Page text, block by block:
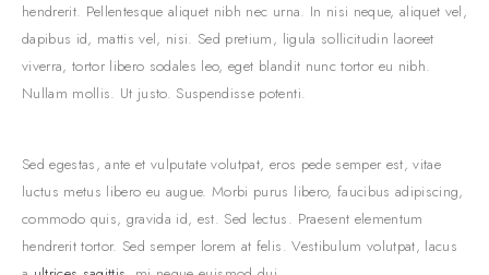
hendrerit. Pellentesque aliquet nibh nec urna. In nisi neque, aliquet vel,
dapibus id, mattis vel, nisi. Sed pretium, ligula sollicitudin laoreet
viverra, tortor libero sodales leo, eget blandit nunc tortor eu nibh.
Nullam mollis. Ut justo. Suspendisse potenti.
Sed egestas, ante et vulputate volutpat, eros pede semper est, vitae
luctus metus libero eu augue. Morbi purus libero, faucibus adipiscing,
commodo quis, gravida id, est. Sed lectus. Praesent elementum
hendrerit tortor. Sed semper lorem at felis. Vestibulum volutpat, lacus